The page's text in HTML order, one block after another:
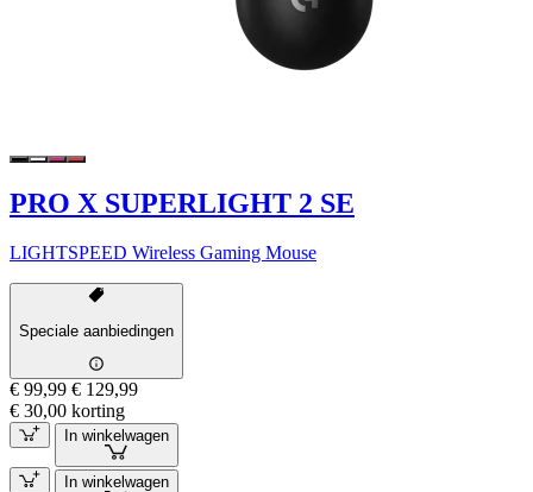
PRO X SUPERLIGHT 2 SE
LIGHTSPEED Wireless Gaming Mouse
Speciale aanbiedingen
€ 99,99 € 129,99
€ 30,00 korting
In winkelwagen
In winkelwagen